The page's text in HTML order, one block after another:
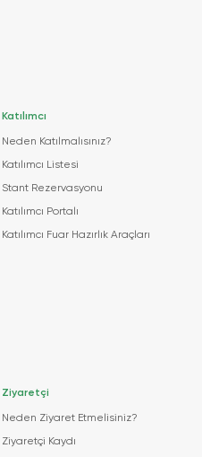
Katılımcı
Neden Katılmalısınız?
Katılımcı Listesi
Stant Rezervasyonu
Katılımcı Portalı
Katılımcı Fuar Hazırlık Araçları
Ziyaretçi
Neden Ziyaret Etmelisiniz?
Ziyaretçi Kaydı